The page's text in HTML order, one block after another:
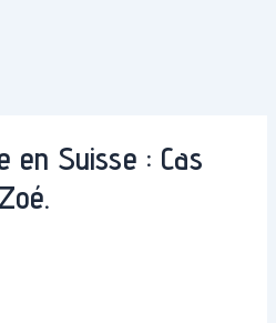
en Suisse : Cas